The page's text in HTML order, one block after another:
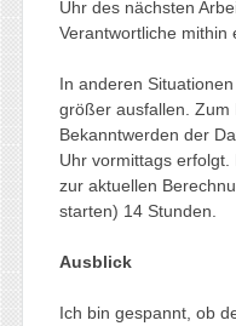
Uhr des nächsten
Verantwortliche mithin
In anderen
größer ausfallen. Zum
Bekanntwerden der
Uhr vormittags erfolgt.
zur aktuellen
starten) 14 Stunden.
Ausblick
Ich bin gespannt, ob